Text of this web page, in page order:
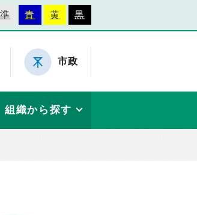
青 黄 黒
市政
組織から探す